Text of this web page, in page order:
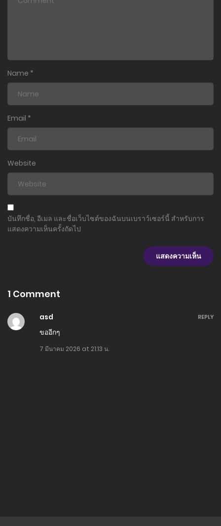
ตอนที่ 124
ตอนที่ 123
29 กรกฎาคม 2025
ตอนที่ 122
5 กรกฎาคม 2025
ตอนที่ 121
20 มิถุนายน 2025
ตอนที่ 120
13 มิถุนายน 2025
27 กรกฎาคม 2024
ตอนที่ 117
4 พฤษภาคม 2024
Name *
Email *
Website
บันทึกชื่อ, อีเมล และชื่อเว็บไซต์ของฉันบนเบราว์เซอร์นี้ สำหรับการ
แสดงความเห็นครั้งถัดไป
1 Comment
asd
ขออีกๆ
7 มีนาคม 2026 at 21:13 น.
REPLY